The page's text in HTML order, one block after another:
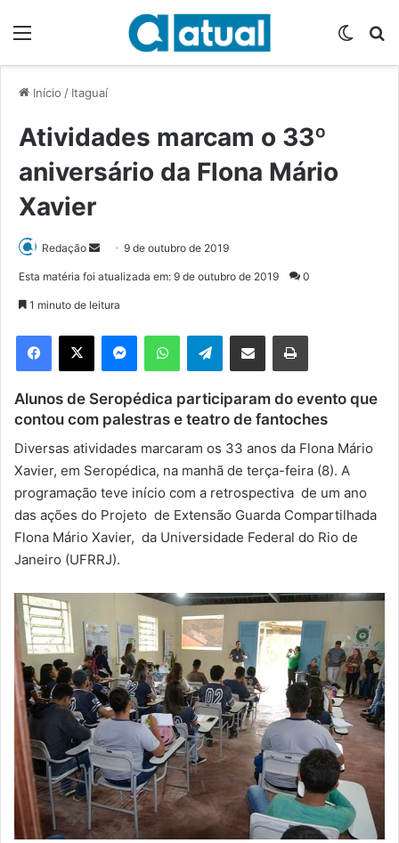
Início / Itaguaí
Atividades marcam o 33º
aniversário da Flona Mário
Xavier
Redação
d
e
m
e
-
9 de outubro de 2019
Esta matéria foi atualizada em: 9 de outubro de 2019 0
1 minuto de leitura
Telegram
Alunos de Seropédica participaram do evento que
contou com palestras e teatro de fantoches
Diversas atividades marcaram os 33 anos da Flona Mário
Xavier, em Seropédica, na manhã de terça-feira (8). A
programação teve início com a retrospectiva de um ano
das ações do Projeto de Extensão Guarda Compartilhada
Flona Mário Xavier, da Universidade Federal do Rio de
Janeiro (UFRRJ).